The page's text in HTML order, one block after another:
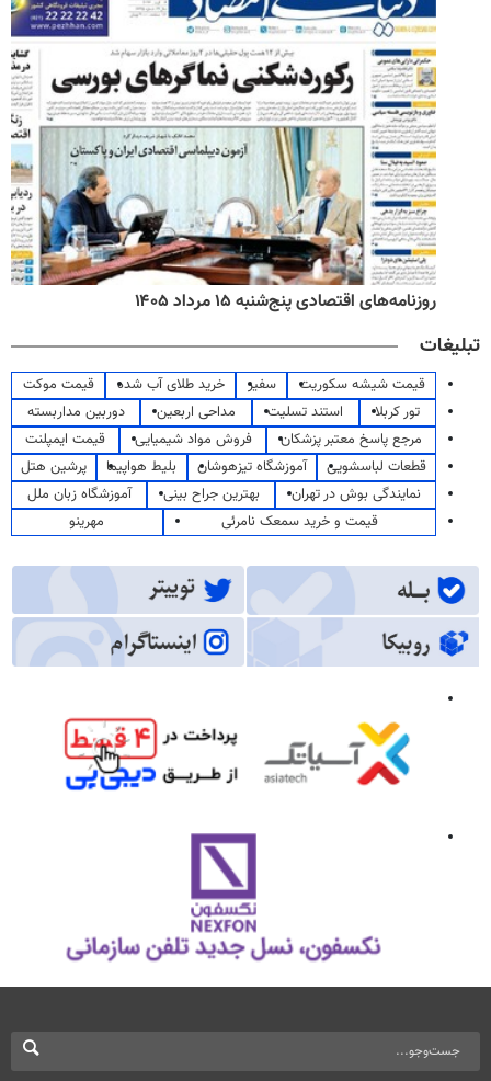
روزنامه‌های اقتصادی پنج‌شنبه ۱۵ مرداد ۱۴۰۵
تبلیغات
قیمت شیشه سکوریت سفیر خرید طلای آب شده
قیمت موکت
تور کربلا
استند تسلیت مداحی اربعین
دوربین مداربسته
مرجع پاسخ معتبر پزشکان
فروش مواد شیمیایی
قیمت ایمپلنت
قطعات لباسشویی
آموزشگاه تیزهوشان بلیط هواپیما
پرشین هتل
نمایندگی بوش در تهران
بهترین جراح بینی
آموزشگاه زبان ملل
قیمت و خرید سمعک نامرئی
مهرینو